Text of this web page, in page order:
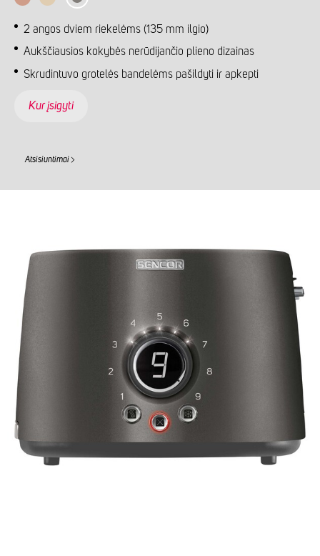
2 angos dviem riekelėms (135 mm ilgio)
Aukščiausios kokybės nerūdijančio plieno dizainas
Skrudintuvo grotelės bandelėms pašildyti ir apkepti
Kur įsigyti
Atsisiuntimai